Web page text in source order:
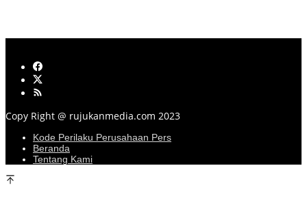
Copy Right @ rujukanmedia.com 2023
Kode Perilaku Perusahaan Pers
Beranda
Tentang Kami